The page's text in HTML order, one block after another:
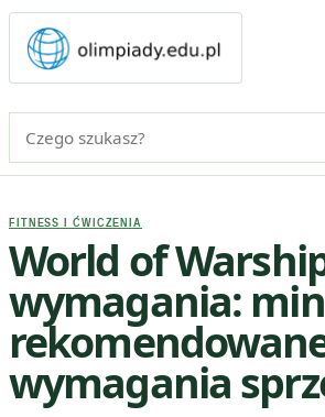
FITNESS I ĆWICZENIA
World of
wymagania:
wymagania